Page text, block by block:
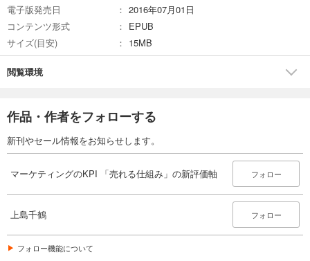
電子版発売日
2016年07月01日
コンテンツ形式
EPUB
サイズ(目安)
15MB
閲覧環境
作品・作者をフォローする
新刊やセール情報をお知らせします。
マーケティングのKPI 「売れる仕組み」の新評価軸 フォロー
上島千鶴 フォロー
フォロー機能について